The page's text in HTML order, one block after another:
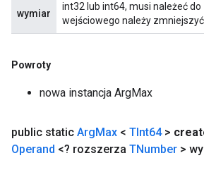
wymiar
int32 lub int64, musi należeć
wejściowego należy
Powroty
nowa instancja ArgMax
public static ArgMax < TInt64>
Operand <? rozszerza TNumber >